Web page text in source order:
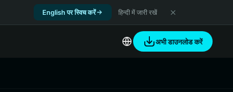
English पर स्विच करें हिन्दी में जारी रखें
अभी डाउनलोड करें